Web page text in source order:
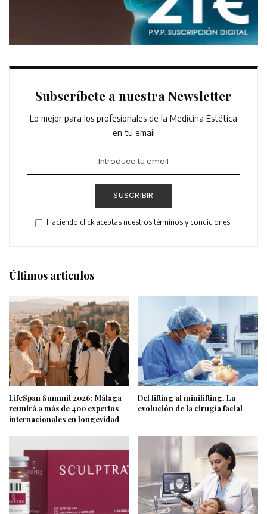
Subscríbete a nuestra Newsletter
Lo mejor para los profesionales de la Medicina Estética
en tu email
SUSCRIBIR
Haciendo click aceptas nuestros términos y condiciones.
Últimos articulos
LifeSpan Summit 2026: Málaga
reunirá a más de 400 expertos
internacionales en longevidad
Del lifting al minilifting. La
evolución de la cirugía facial